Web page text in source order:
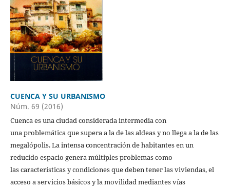
CUENCA Y SU URBANISMO
Núm. 69 (2016)
Cuenca es una ciudad considerada intermedia con
una problemática que supera a la de las aldeas y no llega a la de las
megalópolis. La intensa concentración de habitantes en un
reducido espacio genera múltiples problemas como
las características y condiciones que deben tener las viviendas, el
acceso a servicios básicos y la movilidad mediantes vías